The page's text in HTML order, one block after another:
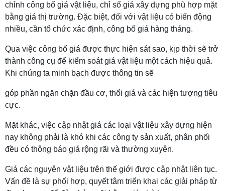
chỉnh công bố giá vật liệu, chỉ số giá xây dựng phù hợp mặt
bằng giá thị trường. Đặc biệt, đối với vật liệu có biến động
nhiều, cần tổ chức xác định, công bố giá hàng tháng.
Qua việc công bố giá được thực hiện sát sao, kịp thời sẽ trở
thành công cụ để kiểm soát giá vật liệu một cách hiệu quả.
Khi chúng ta minh bạch được thông tin sẽ
góp phần ngăn chặn đầu cơ, thổi giá và các hiện tượng tiêu
cực.
Mặt khác, việc cập nhật giá các loại vật liệu xây dựng hiện
nay không phải là khó khi các công ty sản xuất, phân phối
đều có thông báo giá rộng rãi và thường xuyên.
Giá các nguyên vật liệu trên thế giới được cập nhật liên tục.
Vấn đề là sự phối hợp, quyết tâm triển khai các giải pháp từ